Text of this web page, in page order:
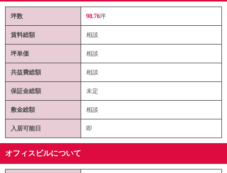
坪数 98.76坪
賃料総額 相談
坪単価 相談
共益費総額 相談
保証金総額 未定
敷金総額 相談
入居可能日 即
オフィスビルについて